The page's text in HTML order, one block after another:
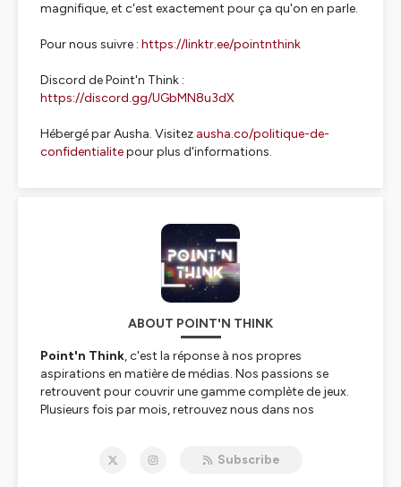
magnifique, et c'est exactement pour ça qu'on en parle.
Pour nous suivre : https://linktr.ee/pointnthink
Discord de Point'n Think :
https://discord.gg/UGbMN8u3dX
Hébergé par Ausha. Visitez ausha.co/politique-de-
confidentialitepour plus d'informations.
ABOUT POINT'N THINK
Point'n Think, c'est la réponse à nos propres
aspirations en matière de médias. Nos passions se
retrouvent pour couvrir une gamme complète de jeux.
Plusieurs fois par mois, retrouvez nous dans nos
Point de vue
: Chaque épisode est une plongée
Subscribe